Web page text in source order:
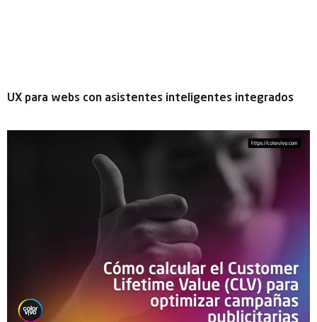
UX para webs con asistentes inteligentes integrados